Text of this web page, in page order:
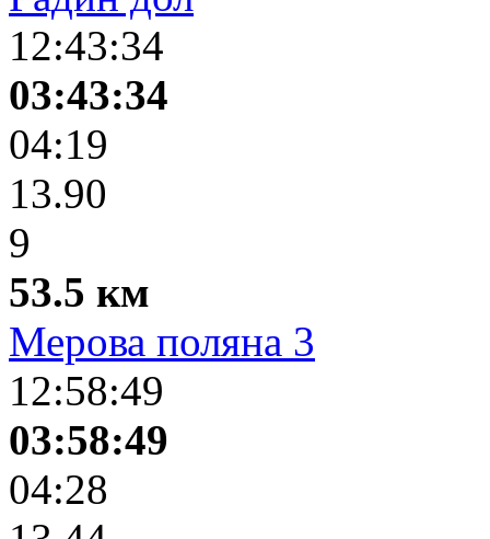
12:43:34
03:43:34
04:19
13.90
9
53.5 км
Мерова поляна 3
12:58:49
03:58:49
04:28